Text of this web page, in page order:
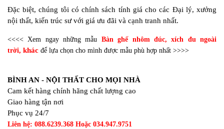
Đặc biệt, chúng tôi có chính sách tính giá cho các Đại lý, xưởng
nội thất, kiến trúc sư với giá ưu đãi và cạnh tranh nhất.
<<<< Xem ngay những mẫu Bàn ghế nhôm đúc,xích đu ngoài
trời, khác để lựa chọn cho mình được mẫu phù hợp nhất >>>>
BÌNH AN - NỘI THẤT CHO MỌI NHÀ
Cam kết hàng chính hãng chất lượng cao
Giao hàng tận nơi
Phục vụ 24/7
Liên hệ: 088.6239.368 Hoặc 034.947.9751